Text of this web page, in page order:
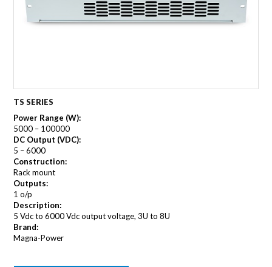
TS SERIES
Power Range (W):
5000 – 100000
DC Output (VDC):
5 – 6000
Construction:
Rack mount
Outputs:
1 o/p
Description:
5 Vdc to 6000 Vdc output voltage, 3U to 8U
Brand:
Magna-Power